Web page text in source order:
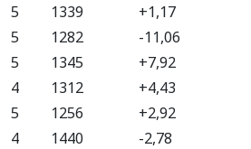
5 1339
+1,17
5 1282
-11,06
5 1345
+7,92
4 1312
+4,43
5 1256
+2,92
4 1440
-2,78